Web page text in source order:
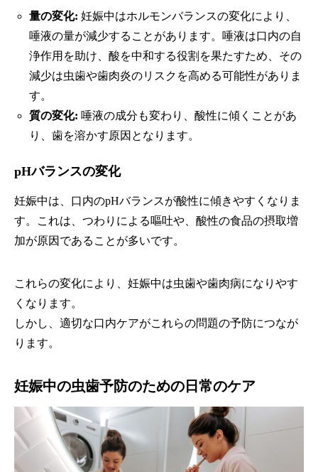
量の変化: 妊娠中はホルモンバランスの変化により、
唾液の量が減少することがあります。唾液は口内の自
浄作用を助け、酸を中和する役割を果たすため、その
減少は虫歯や歯肉炎のリスクを高める可能性がありま
す。
質の変化: 唾液の成分も変わり、酸性に傾くことがあ
り、歯を溶かす原因となります。
pHバランスの変化
妊娠中は、口内のpHバランスが酸性に傾きやすくなりま
す。これは、つわりによる嘔吐や、酸性の食品の摂取増
加が原因であることが多いです。
これらの変化により、妊娠中は虫歯や歯肉病になりやす
くなります。
しかし、適切な口内ケアがこれらの問題の予防につなが
ります。
妊娠中の虫歯予防のための日常のケア